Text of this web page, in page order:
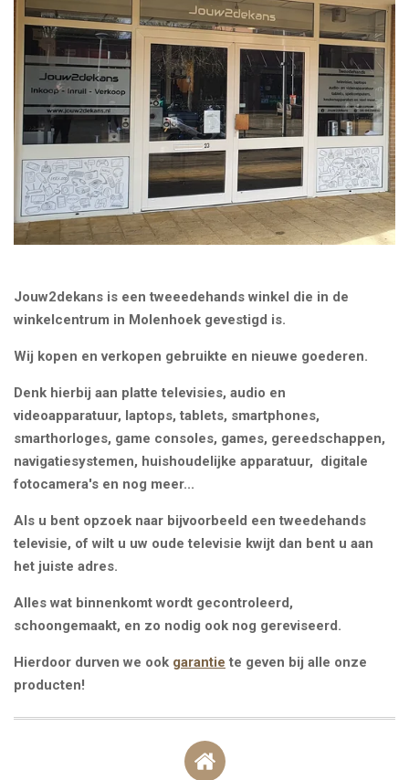
Jouw2dekans is een tweeedehands winkel die in de
winkelcentrum in Molenhoek gevestigd is.
Wij kopen en verkopen gebruikte en nieuwe goederen.
Denk hierbij aan platte televisies, audio en
videoapparatuur, laptops, tablets, smartphones,
smarthorloges, game consoles, games, gereedschappen,
navigatiesystemen, huishoudelijke apparatuur, digitale
fotocamera's en nog meer...
Als u bent opzoek naar bijvoorbeeld een tweedehands
televisie, of wilt u uw oude televisie kwijt dan bent u aan
het juiste adres.
Alles wat binnenkomt wordt gecontroleerd,
schoongemaakt, en zo nodig ook nog gereviseerd.
Hierdoor durven we ook garantie te geven bij alle onze
producten!